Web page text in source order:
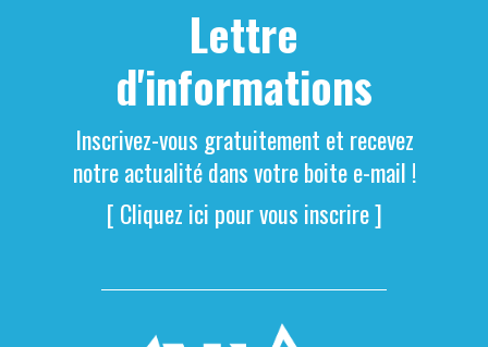
Lettre
d'informations
Inscrivez-vous gratuitement et recevez
notre actualité dans votre boite e-mail !
[ Cliquez ici pour vous inscrire ]